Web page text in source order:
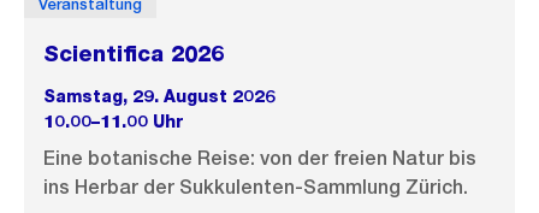
Veranstaltung
Scientifica 2026
Samstag, 29. August 2026
10.00–11.00 Uhr
Eine botanische Reise: von der freien Natur bis
ins Herbar der Sukkulenten-Sammlung Zürich.